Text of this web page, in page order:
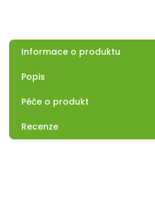
Informace o produktu
Popis
Péče o produkt
Recenze